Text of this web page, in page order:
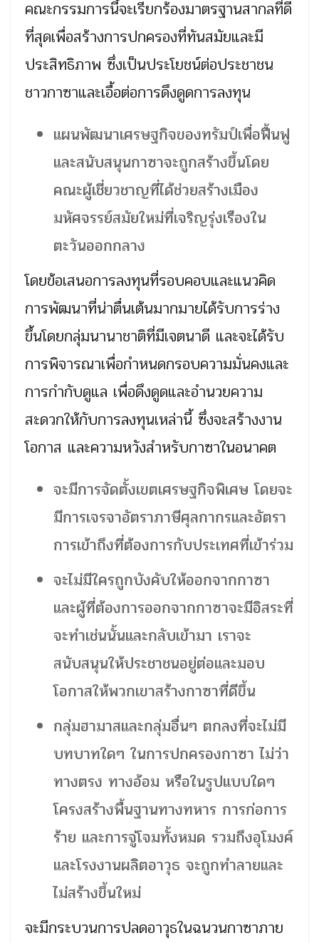
คณะกรรมการนี้จะเรียกร้องมาตรฐานสากลที่ดี
ที่สุดเพื่อสร้างการปกครองที่ทันสมัยและมี
ประสิทธิภาพ ซึ่งเป็นประโยชน์ต่อประชาชน
ชาวกาซาและเอื้อต่อการดึงดูดการลงทุน
แผนพัฒนาเศรษฐกิจของทรัมป์เพื่อฟื้นฟู
และสนับสนุนกาซาจะถูกสร้างขึ้นโดย
คณะผู้เชี่ยวชาญที่ได้ช่วยสร้างเมือง
มหัศจรรย์สมัยใหม่ที่เจริญรุ่งเรืองใน
ตะวันออกกลาง
โดยข้อเสนอการลงทุนที่รอบคอบและแนวคิด
การพัฒนาที่น่าตื่นเต้นมากมายได้รับการร่าง
ขึ้นโดยกลุ่มนานาชาติที่มีเจตนาดี และจะได้รับ
การพิจารณาเพื่อกำหนดกรอบความมั่นคงและ
การกำกับดูแล เพื่อดึงดูดและอำนวยความ
สะดวกให้กับการลงทุนเหล่านี้ ซึ่งจะสร้างงาน
โอกาส และความหวังสำหรับกาซาในอนาคต
จะมีการจัดตั้งเขตเศรษฐกิจพิเศษ โดยจะ
มีการเจรจาอัตราภาษีศุลกากรและอัตรา
การเข้าถึงที่ต้องการกับประเทศที่เข้าร่วม
จะไม่มีใครถูกบังคับให้ออกจากกาซา
และผู้ที่ต้องการออกจากกาซาจะมีอิสระที่
จะทำเช่นนั้นและกลับเข้ามา เราจะ
สนับสนุนให้ประชาชนอยู่ต่อและมอบ
โอกาสให้พวกเขาสร้างกาซาที่ดีขึ้น
กลุ่มฮามาสและกลุ่มอื่นๆ ตกลงที่จะไม่มี
บทบาทใดๆ ในการปกครองกาซา ไม่ว่า
ทางตรง ทางอ้อม หรือในรูปแบบใดๆ
โครงสร้างพื้นฐานทางทหาร การก่อการ
ร้าย และการจู่โจมทั้งหมด รวมถึงอุโมงค์
และโรงงานผลิตอาวุธ จะถูกทำลายและ
ไม่สร้างขึ้นใหม่
จะมีกระบวนการปลดอาวุธในฉนวนกาซาภาย